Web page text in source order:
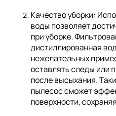
Качество уборки:
воды позволяет
при уборке.
дистиллированная
нежелательных
оставлять следы или
после высыхания.
пылесос сможет
поверхности,